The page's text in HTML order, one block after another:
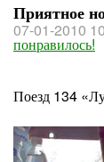
Приятное
07-01-2010
понравилось!
Поезд 134